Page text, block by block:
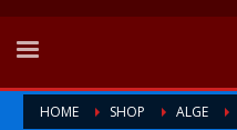
HOME SHOP ALGE